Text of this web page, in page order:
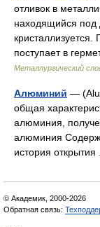
отливок в
находящийся под
кристаллизуется.
поступает в
Металлургический
Алюминий —
общая
алюминия,
алюминия
история
© Академик, 2000-2026
Обратная связь: